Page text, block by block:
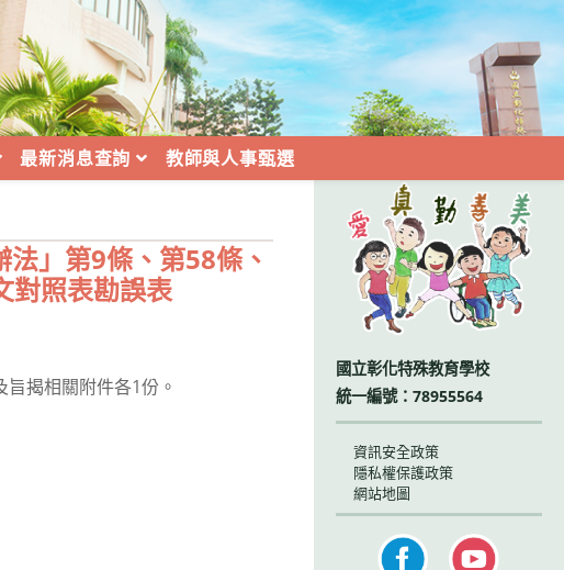
最新消息查詢 教師與人事甄選
」第9條、第58條、
對照表勘誤表
揭相關附件各1份。
國立彰化特殊教育學校
統一編號：78955564
資訊安全政策
隱私權保護政策
網站地圖